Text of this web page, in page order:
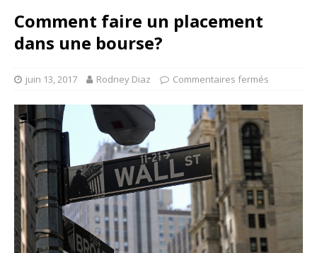
Comment faire un placement
dans une bourse?
juin 13, 2017 Rodney Diaz Commentaires fermés